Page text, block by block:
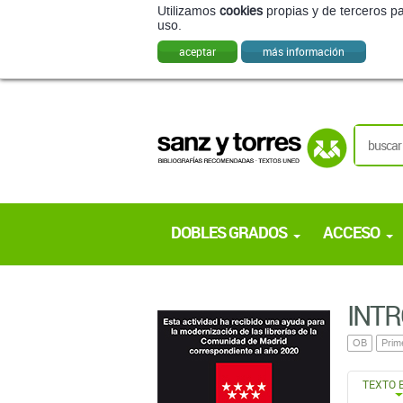
Utilizamos cookies propias y de terceros
uso.
aceptar más información
DOBLES GRADOS ACCESO
OB
TEXTO